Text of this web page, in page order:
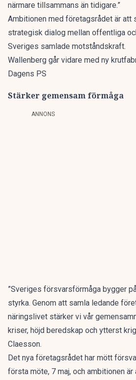
närmare tillsammans än tidigare.”
Ambitionen med företagsrådet är att
strategisk dialog mellan offentliga
Sveriges samlade motståndskraft.
Wallenberg går vidare med ny
Dagens PS
Stärker gemensam förmåga
ANNONS
”Sveriges försvarsförmåga bygger
styrka. Genom att samla ledande
näringslivet stärker vi vår
kriser, höjd beredskap och ytterst
Claesson.
Det nya företagsrådet har mött
första möte, 7 maj, och ambitionen